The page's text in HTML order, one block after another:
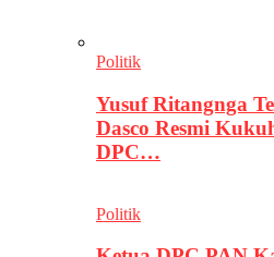
Politik
Yusuf Ritangnga
Dasco Resmi
DPC…
Politik